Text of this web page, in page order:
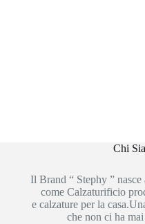
Chi
Il Brand “ Stephy ”
come Calzaturificio
e calzature per la
che non ci ha